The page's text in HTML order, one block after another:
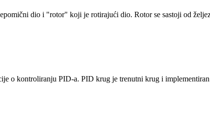
dio i "rotor" koji je rotirajući dio. Rotor se sastoji od
o kontroliranju PID-a. PID krug je trenutni krug i